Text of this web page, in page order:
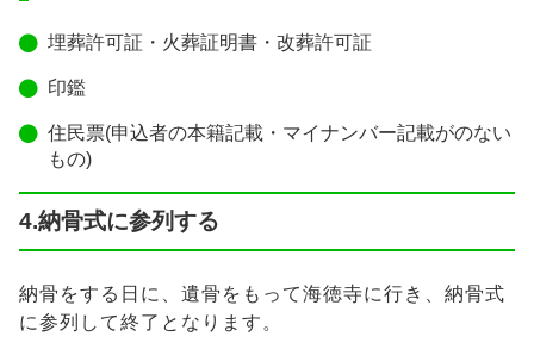
埋葬許可証・火葬証明書・改葬許可証
印鑑
住民票(申込者の本籍記載・マイナンバー記載がのない
もの)
4.納骨式に参列する
納骨をする日に、遺骨をもって海徳寺に行き、納骨式
に参列して終了となります。